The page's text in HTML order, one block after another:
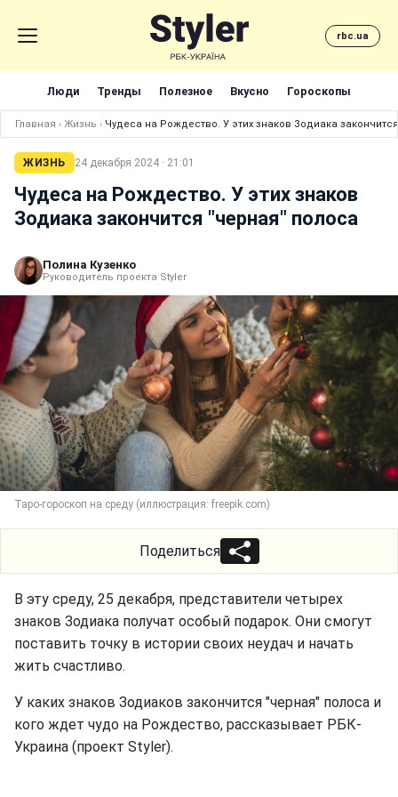
rbc.ua
Люди Тренды Полезное Вкусно Гороскопы
Главная › Жизнь › Чудеса на Рождество. У этих знаков Зодиака
ЖИЗНЬ 24 декабря 2024 · 21:01
Чудеса на Рождество. У этих знаков
Зодиака закончится "черная" полоса
Полина Кузенко
Руководитель проекта Styler
Таро-гороскоп на среду (иллюстрация: freepik.com)
Поделиться
В эту среду, 25 декабря, представители четырех
знаков Зодиака получат особый подарок. Они смогут
поставить точку в истории своих неудач и начать
жить счастливо.
У каких знаков Зодиаков закончится "черная" полоса и
кого ждет чудо на Рождество, рассказывает РБК-
Украина (проект Styler).